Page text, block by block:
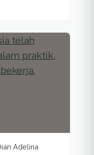
Adelina